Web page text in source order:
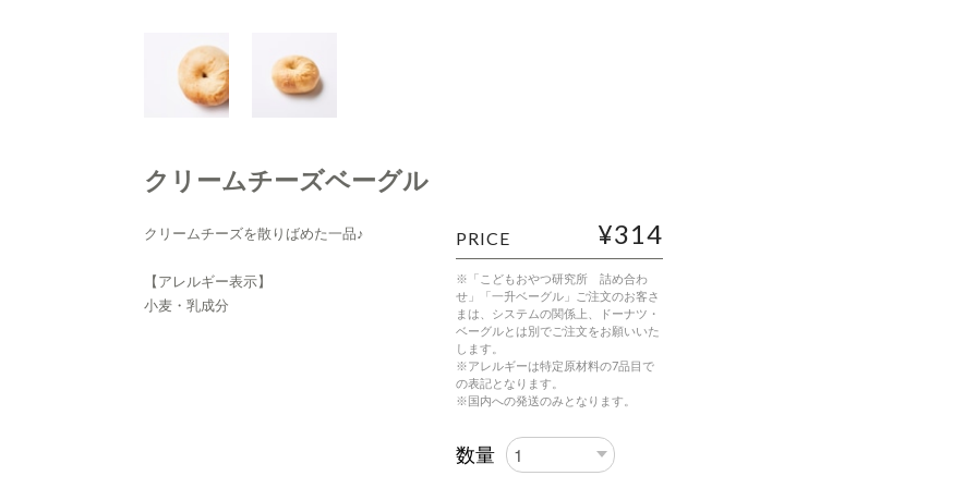
クリームチーズベーグル
クリームチーズを散りばめた一品♪
【アレルギー表示】
小麦・乳成分
PRICE ¥314
※「こどもおやつ研究所 詰め合わ
せ」「一升ベーグル」ご注文のお客さ
まは、システムの関係上、ドーナツ・
ベーグルとは別でご注文をお願いいた
します。
※アレルギーは特定原材料の7品目で
の表記となります。
※国内への発送のみとなります。
数量